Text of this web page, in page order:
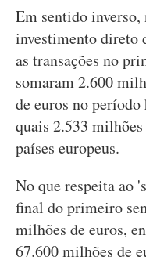
Em sentido inverso,
investimento direto
as transações no
somaram 2.600
de euros no
quais 2.533
países europeus.
No que respeita ao
final do primeiro
milhões de euros,
67.600 milhões de